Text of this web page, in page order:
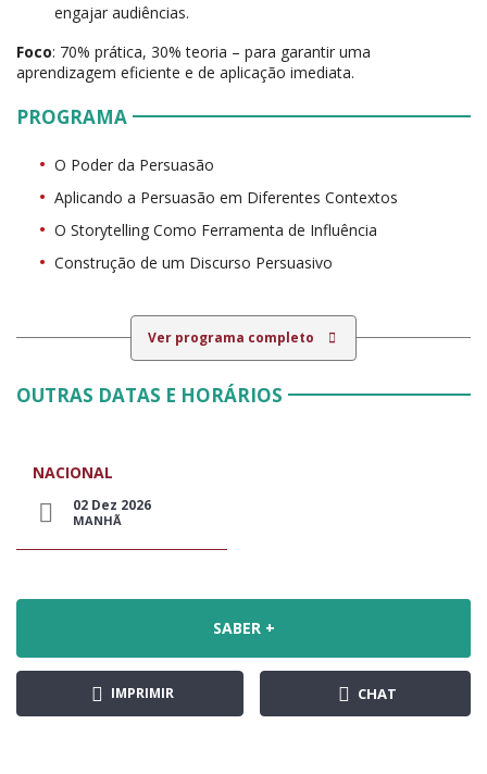
engajar audiências.
Foco: 70% prática, 30% teoria – para garantir uma
aprendizagem eficiente e de aplicação imediata.
PROGRAMA
O Poder da Persuasão
Aplicando a Persuasão em Diferentes Contextos
O Storytelling Como Ferramenta de Influência
Construção de um Discurso Persuasivo
Ver programa completo
OUTRAS DATAS E HORÁRIOS
NACIONAL
02 Dez 2026
MANHÃ
SABER +
IMPRIMIR CHAT